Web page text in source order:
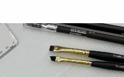
BLOG
OFERTA